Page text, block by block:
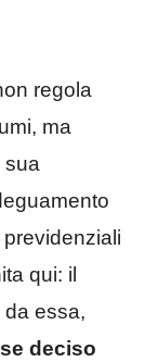
regola
ma
sua
qui: il
essa,
deciso